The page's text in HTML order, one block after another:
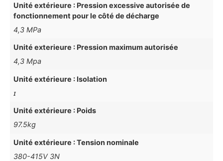
Unité extérieure : Pression excessive autorisée de
fonctionnement pour le côté de décharge
4,3 MPa
Unité exterieure : Pression maximum autorisée
4,3 Mpa
Unité extérieure : Isolation
ɪ
Unité extérieure : Poids
97.5kg
Unité extérieure : Tension nominale
380-415V 3N